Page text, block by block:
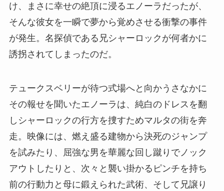
け、まさに幸せの絶頂に浸るエノーラだったが、
そんな彼女を一瞬で夢から覚めさせる衝撃の事件
が発生。名探偵である兄シャーロックが何者かに
誘拐されてしまったのだ。
テュークスベリーが待つ式場へと向かうさなかに
その報せを聞いたエノーラは、純白のドレスを翻
しシャーロックの行方を捜すためマルタの街を奔
走。映像には、燃え盛る建物から決死のジャンプ
を試みたり、屈強な男を華麗な回し蹴りでノック
アウトしたりと、次々と襲い掛かるピンチを持ち
前の行動力と母に鍛えられた武術、そして兄譲り